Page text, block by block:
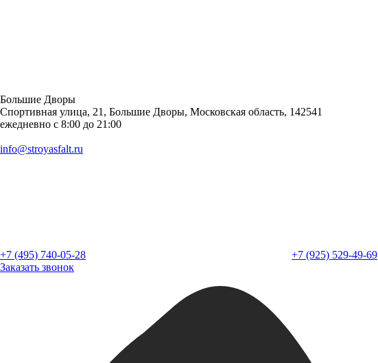
Большие Дворы
Спортивная улица, 21, Большие Дворы, Московская область, 142541
ежедневно с 8:00 до 21:00
info@stroyasfalt.ru
+7 (495) 740-05-28
+7 (925) 529-49-69
Заказать звонок